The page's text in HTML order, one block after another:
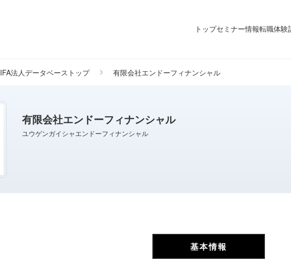
トップセミナー情報転職体験
IFA法人データベーストップ 有限会社エンドーフィナンシャル
有限会社エンドーフィナンシャル
ユウゲンガイシャエンドーフィナンシャル
基本情報